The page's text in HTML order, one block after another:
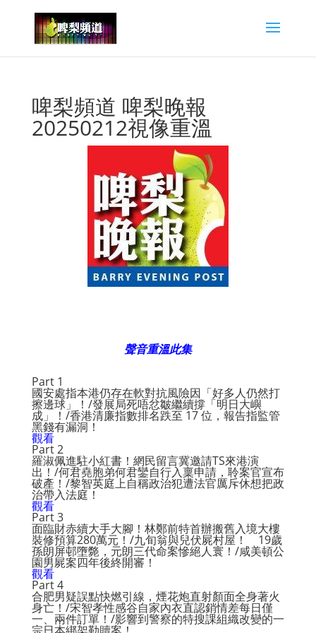
啤梨頻道 啤梨晚報
20250212視像重溫
聲音重溫此集
Part 1
國安處指本港仍存在軟對抗風險因「好多人仍然打
擦邊球」！/發展局死唔忿皺繼續撐「明日大嶼
成」！/香港清廉指數排名跌至 17 位，報告指監管
黑錢有漏洞！
觀看
Part 2
羅淑佩進駐小紅書！網民留言冀邀請TS來港演
出！/何君堯胞弟何君鑾自行入稟申請，聆案官宣布
破產！/黎智英庭上自稱政治犯遭法官厲斥休想把政
治帶入法庭！
觀看
Part 3
面臨財赤續大手大腳！林鄭前特首辦搬舊入境大樓
裝修預算280萬元！/九旬翁與兒伏屍村屋！ 19歲
孫朗屏邨墮斃，元朗三代命案慘絕人寰！/咸美頓公
園男屍案四年後終開審！
觀看
Part 4
合肥男疑誤點快燃引線，煙花炮直射顏面全身著火
身亡！/宋智孝性感谷自家內衣直認銷情差每日僅
一、兩件訂單！/影響到警察的特搜課組織改變的一